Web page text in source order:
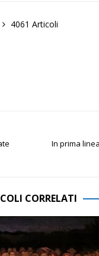
4061 Articoli
In prima
CORRELATI